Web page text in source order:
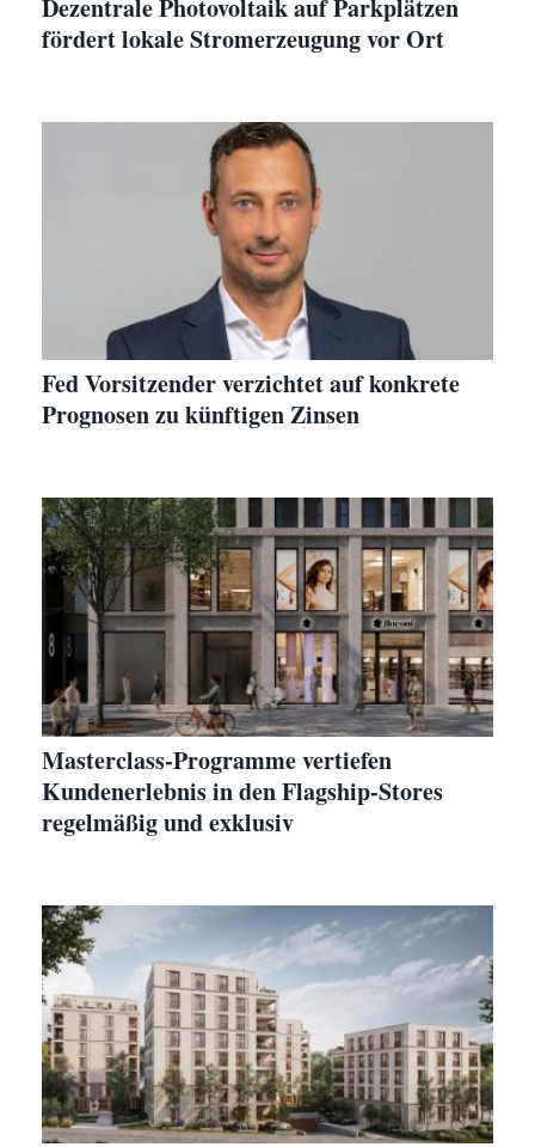
Dezentrale Photovoltaik auf Parkplätzen
fördert lokale Stromerzeugung vor Ort
Fed Vorsitzender verzichtet auf konkrete
Prognosen zu künftigen Zinsen
Masterclass-Programme vertiefen
Kundenerlebnis in den Flagship-Stores
regelmäßig und exklusiv